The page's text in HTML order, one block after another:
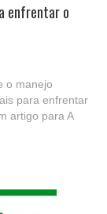
enfrentar o
o manejo
para enfrentar
artigo para A